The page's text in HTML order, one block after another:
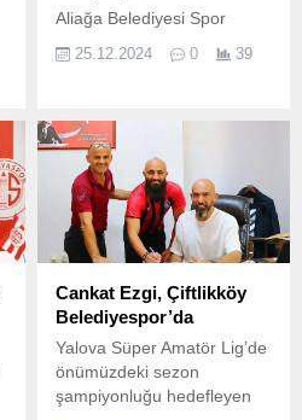
Aliağa Belediyesi Spor
Pilates ve Aerobik
sağlıklı bir yaşam için her
hafta 2 ve 4 günlük
programlarla egzersiz
yapıyor.
25.12.2024 0 39
Cankat Ezgi, Çiftlikköy
Belediyespor’da
Yalova Süper Amatör Lig’de
önümüzdeki sezon
şampiyonluğu hedefleyen